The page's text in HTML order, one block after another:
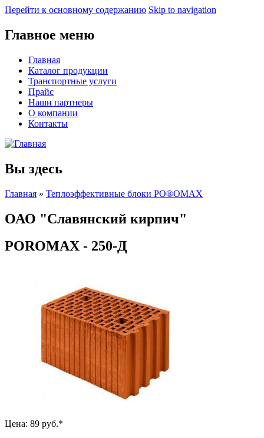
Перейти к основному содержанию Skip to navigation
Главное меню
Главная
Каталог продукции
Транспортные услуги
Прайс
Наши партнеры
О компании
Контакты
Вы здесь
Главная » Теплоэффективные блоки PO®OMAX
ОАО "Славянский кирпич"
POROMAX - 250-Д
Цена: 89 руб.*